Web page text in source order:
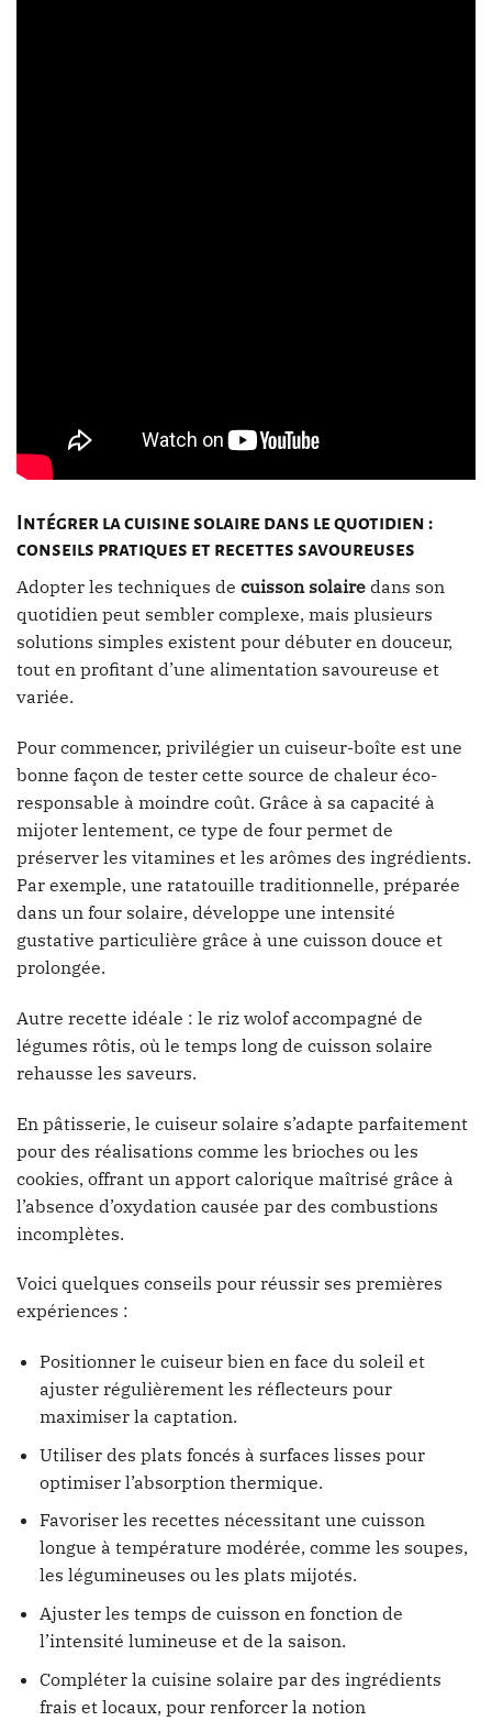
Intégrer la cuisine solaire dans le quotidien :
conseils pratiques et recettes savoureuses
Adopter les techniques de cuisson solaire dans son
quotidien peut sembler complexe, mais plusieurs
solutions simples existent pour débuter en douceur,
tout en profitant d’une alimentation savoureuse et
variée.
Pour commencer, privilégier un cuiseur-boîte est une
bonne façon de tester cette source de chaleur éco-
responsable à moindre coût. Grâce à sa capacité à
mijoter lentement, ce type de four permet de
préserver les vitamines et les arômes des ingrédients.
Par exemple, une ratatouille traditionnelle, préparée
dans un four solaire, développe une intensité
gustative particulière grâce à une cuisson douce et
prolongée.
Autre recette idéale : le riz wolof accompagné de
légumes rôtis, où le temps long de cuisson solaire
rehausse les saveurs.
En pâtisserie, le cuiseur solaire s’adapte parfaitement
pour des réalisations comme les brioches ou les
cookies, offrant un apport calorique maîtrisé grâce à
l’absence d’oxydation causée par des combustions
incomplètes.
Voici quelques conseils pour réussir ses premières
expériences :
Positionner le cuiseur bien en face du soleil et
ajuster régulièrement les réflecteurs pour
maximiser la captation.
Utiliser des plats foncés à surfaces lisses pour
optimiser l’absorption thermique.
Favoriser les recettes nécessitant une cuisson
longue à température modérée, comme les soupes,
les légumineuses ou les plats mijotés.
Ajuster les temps de cuisson en fonction de
l’intensité lumineuse et de la saison.
Compléter la cuisine solaire par des ingrédients
frais et locaux, pour renforcer la notion